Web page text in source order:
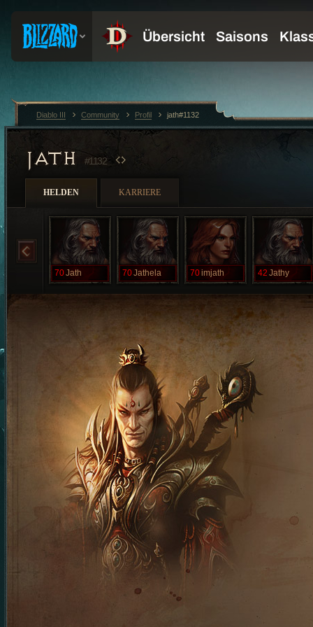
JATH #1132
HELDEN KARRIERE
70Jath 70Jathela 70imjath 42 Jathy
Diablo III Community Profil jath#1132